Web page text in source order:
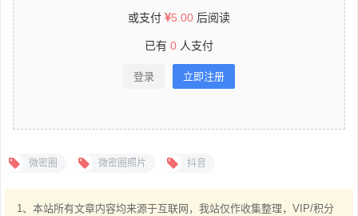
或支付 5.00 后阅读
已有 0 人支付
登录 立即注册
微密圈 微密圈照片 抖音
1、本站所有文章内容均来源于互联网，我站仅作收集整理，VIP/积分